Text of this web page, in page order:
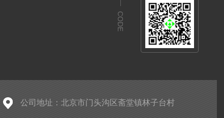
CODE
公司地址：北京市门头沟区斋堂镇林子台村